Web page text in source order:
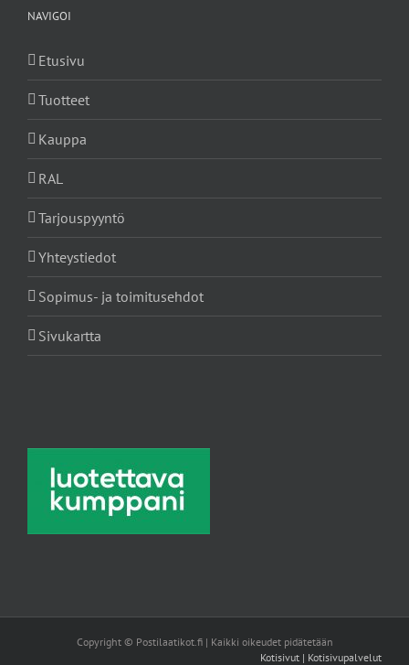
NAVIGOI
Etusivu
Tuotteet
Kauppa
RAL
Tarjouspyyntö
Yhteystiedot
Sopimus- ja toimitusehdot
Sivukartta
Copyright © Postilaatikot.fi | Kaikki oikeudet pidätetään
Kotisivut | Kotisivupalvelut